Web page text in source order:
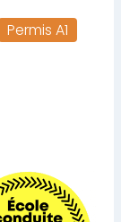
Permis A1